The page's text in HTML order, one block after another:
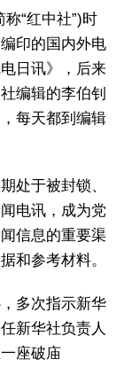
“红中社”)时
印的国内外电
日讯》，后来
编辑的李伯钊
每天都到编辑
处于被封锁、
电讯，成为党
信息的重要渠
和参考材料。
多次指示新华
新华社负责人
座破庙